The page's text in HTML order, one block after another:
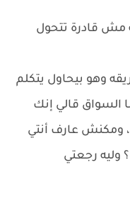
مش قادرة تتحول
وهو بيحاول يتكلم
السواق قالي إنك
ومكنش عارف أنتي
وليه رجعتي